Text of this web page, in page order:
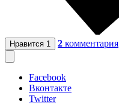
Нравится 1 2 комментария
Facebook
Вконтакте
Twitter